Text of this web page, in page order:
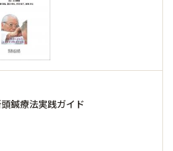
鍼療法実践ガイド